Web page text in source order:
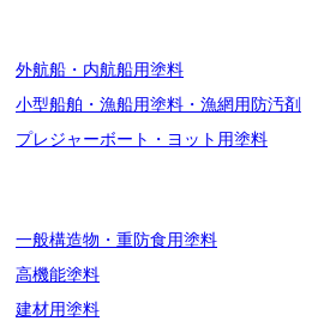
外航船・内航船用塗料
小型船舶・漁船用塗料・漁網用防汚剤
プレジャーボート・ヨット用塗料
一般構造物・重防食用塗料
高機能塗料
建材用塗料